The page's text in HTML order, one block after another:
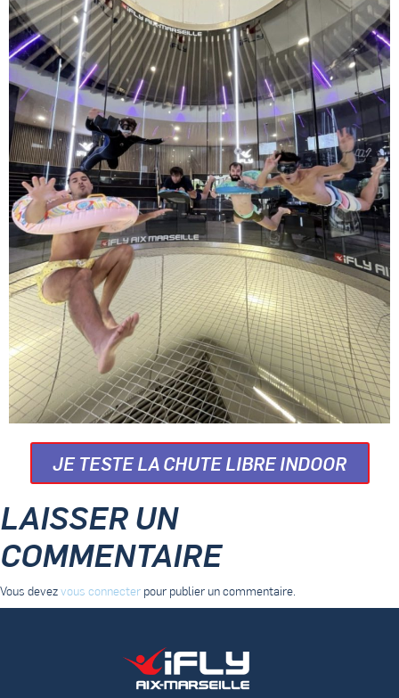
JE TESTE LA CHUTE LIBRE INDOOR
LAISSER UN
COMMENTAIRE
Vous devezvous connecter pour publier un commentaire.